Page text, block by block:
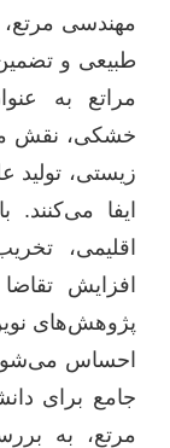
مهندسی مرتع،
طبیعی و
مراتع به
خشکی، نقش
زیستی،
ایفا می‌کنند.
اقلیمی،
افزایش
پژوهش‌های
احساس می‌شود.
جامع برای